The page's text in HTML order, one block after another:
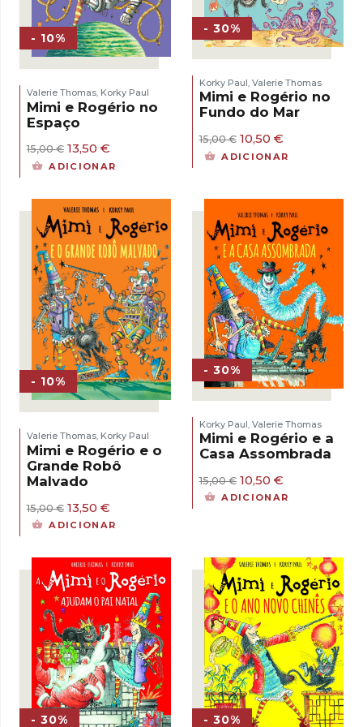
- 10%
Valerie Thomas, Korky Paul
Mimi e Rogério no
Espaço
15,00€ O
preço
15,00 €.
13,50 €
preço
13,50 €.
ADICIONAR
- 30%
Korky Paul Valerie Thomas
Mimi e Rogério no
Fundo do Mar
15,00€ O
preço
original
10,50 €O
preço
atual
ADICIONAR
- 10%
Valerie Thomas, Korky Paul
Mimi e Rogério e o
Grande Robô
Malvado
15,00€ O
preço
15,00 €.
13,50 €
preço
13,50 €.
ADICIONAR
- 30%
Korky Paul Valerie Thomas
Mimi e Rogério e a
Casa Assombrada
15,00€ O
preço
10,50 €O
preço
ADICIONAR
- 30% - 30%